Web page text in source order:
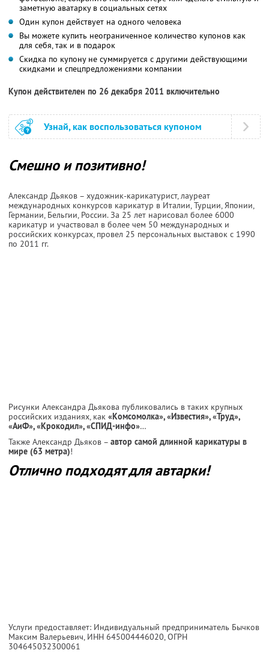
заметную аватарку в социальных сетях
Один купон действует на одного человека
Вы можете купить неограниченное количество купонов как
для себя, так и в подарок
Скидка по купону не суммируется с другими действующими
скидками и спецпредложениями компании
Купон действителен по 26 декабря 2011 включительно
Узнай, как воспользоваться купоном
Смешно и позитивно!
Александр Дьяков – художник-карикатурист, лауреат
международных конкурсов карикатур в Италии, Турции, Японии,
Германии, Бельгии, России. За 25 лет нарисовал более 6000
карикатур и участвовал в более чем 50 международных и
российских конкурсах, провел 25 персональных выставок с 1990
по 2011 гг.
Рисунки Александра Дьякова публиковались в таких крупных
российских изданиях, как «Комсомолка», «Известия», «Труд»,
«АиФ», «Крокодил», «СПИД-инфо»…
Также Александр Дьяков – автор самой длинной карикатуры в
мире (63 метра)!
Отлично подходят для автарки!
Услуги предоставляет: Индивидуальный предприниматель Бычков
Максим Валерьевич, ИНН 645004446020, ОГРН
304645032300061